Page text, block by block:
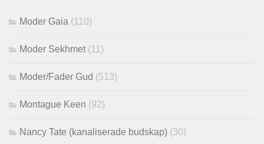
Moder Gaia (110)
Moder Sekhmet(11)
Moder/Fader Gud (513)
Montague Keen (92)
Nancy Tate (kanaliserade budskap) (30)